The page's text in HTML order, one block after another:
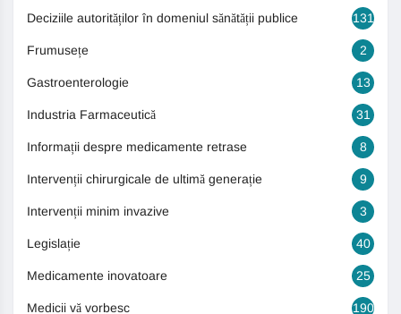
Deciziile autorităților în domeniul sănătății publice 131
Frumusețe 2
Gastroenterologie 13
Industria Farmaceutică 31
Informații despre medicamente retrase 8
Intervenții chirurgicale de ultimă generație 9
Intervenții minim invazive 3
Legislație 40
Medicamente inovatoare 25
Medicii vă vorbesc 190